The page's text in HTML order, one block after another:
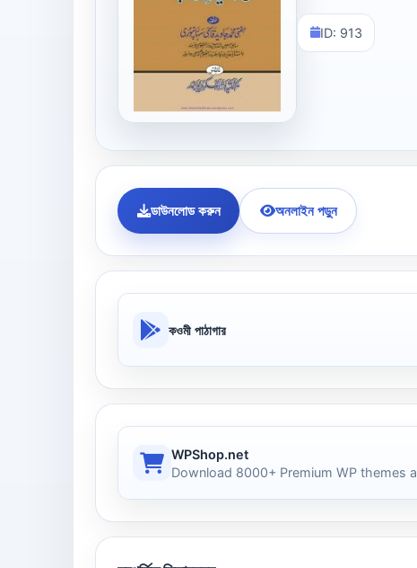
ID: 913
ডাউনলোড করুন অনলাইন পড়ুন
কওমী পাঠাগার
WPShop.net
Download 8000+ Premium WP themes